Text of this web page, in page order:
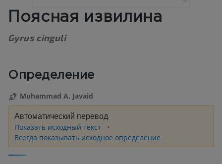
Поясная извилина
Gyrus cinguli
Определение
Muhammad A. Javaid
Автоматический перевод
Показать исходный текст
Всегда показывать исходное определение